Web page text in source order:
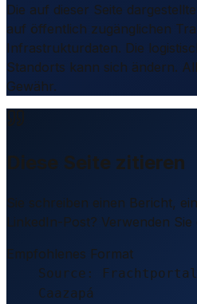
Die auf dieser Seite
auf öffentlich zugänglichen
Infrastrukturdaten. Die
Standorts kann sich ändern.
Gewähr.
Diese Seite zitieren
Sie schreiben einen Bericht,
LinkedIn-Post? Verwenden
Empfohlenes Format
Source: Frachtportal
Caazapá